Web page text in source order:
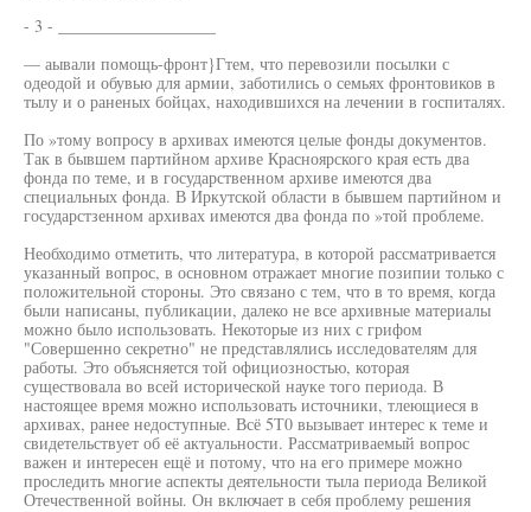
- 3 - ___________________
— аывали помощь-фронт}Гтем, что перевозили посылки с
одеодой и обувью для армии, заботились о семьях фронтовиков в
тылу и о раненых бойцах, находившихся на лечении в госпиталях.
По »тому вопросу в архивах имеются целые фонды документов.
Так в бывшем партийном архиве Красноярского края есть два
фонда по теме, и в государственном архиве имеются два
специальных фонда. В Иркутской области в бывшем партийном и
государстзенном архивах имеются два фонда по »той проблеме.
Необходимо отметить, что литература, в которой рассматривается
указанный вопрос, в основном отражает многие позипии только с
положительной стороны. Это связано с тем, что в то время, когда
были написаны, публикации, далеко не все архивные материалы
можно было использовать. Некоторые из них с грифом
"Совершенно секретно" не представлялись исследователям для
работы. Это объясняется той официозностью, которая
существовала во всей исторической науке того периода. В
настоящее время можно использовать источники, тлеющиеся в
архивах, ранее недоступные. Всё 5Т0 вызывает интерес к теме и
свидетельствует об её актуальности. Рассматриваемый вопрос
важен и интересен ещё и потому, что на его примере можно
проследить многие аспекты деятельности тыла периода Великой
Отечественной войны. Он включает в себя проблему решения